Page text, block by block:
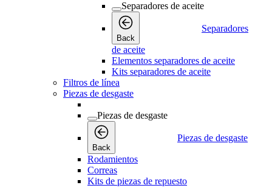
Separadores de aceite
Back
Separadores
de aceite
Elementos separadores de aceite
Kits separadores de aceite
Filtros de línea
Piezas de desgaste
Piezas de desgaste
Back
Piezas de desgaste
Rodamientos
Correas
Kits de piezas de repuesto